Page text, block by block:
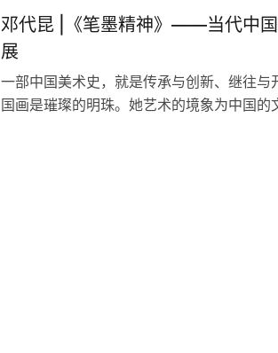
邓代昆 |《笔墨精神》——当代中
展
一部中国美术史，就是传承与创新、继往
国画是璀璨的明珠。她艺术的境象为中国的